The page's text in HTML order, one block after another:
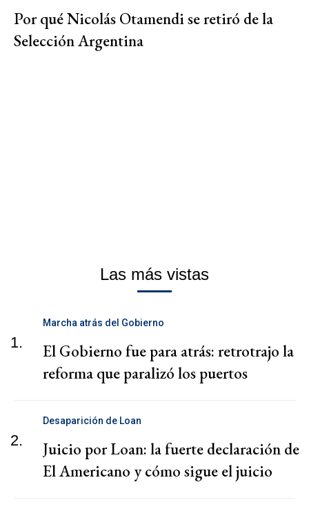
Por qué Nicolás Otamendi se retiró de la
Selección Argentina
Las más vistas
1.
Marcha atrás del Gobierno
El Gobierno fue para atrás: retrotrajo la
reforma que paralizó los puertos
2.
Desaparición de Loan
Juicio por Loan: la fuerte declaración de
El Americano y cómo sigue el juicio